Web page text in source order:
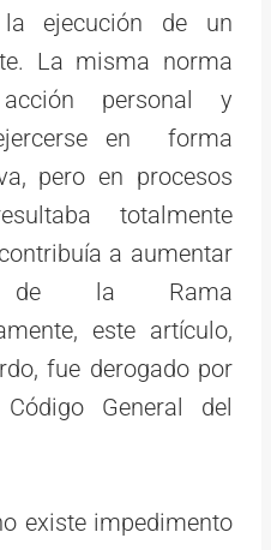
ejecución de un
La misma norma
personal y
en forma
pero en procesos
totalmente
a aumentar
de la Rama
este artículo,
fue derogado por
General del
existe impedimento